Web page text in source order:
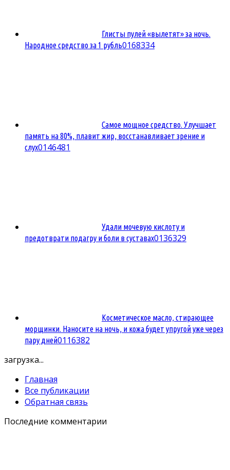
Глисты пулей «вылетят» за ночь.
Народное средство за 1 рубль0168334
Самое мощное средство. Улучшает
память на 80%, плавит жир, восстанавливает зрение и
слух0146481
Удали мочевую кислоту и
предотврати подагру и боли в суставах0136329
Косметическое масло, стирающее
морщинки. Наносите на ночь, и кожа будет упругой уже через
пару дней0116382
загрузка...
Главная
Все публикации
Обратная связь
Последние комментарии